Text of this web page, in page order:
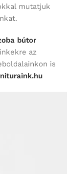
mutatjuk
bútor
az
is